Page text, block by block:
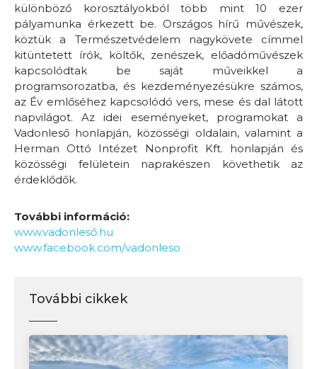
különböző korosztályokból több mint 10 ezer
pályamunka érkezett be. Országos hírű művészek,
köztük a Természetvédelem nagykövete címmel
kitüntetett írók, költők, zenészek, előadóművészek
kapcsolódtak be saját műveikkel a
programsorozatba, és kezdeményezésükre számos,
az Év emlőséhez kapcsolódó vers, mese és dal látott
napvilágot. Az idei eseményeket, programokat a
Vadonleső honlapján, közösségi oldalain, valamint a
Herman Ottó Intézet Nonprofit Kft. honlapján és
közösségi felületein naprakészen követhetik az
érdeklődők.
További információ:
www.vadonleső.hu
www.facebook.com/vadonleso
További cikkek